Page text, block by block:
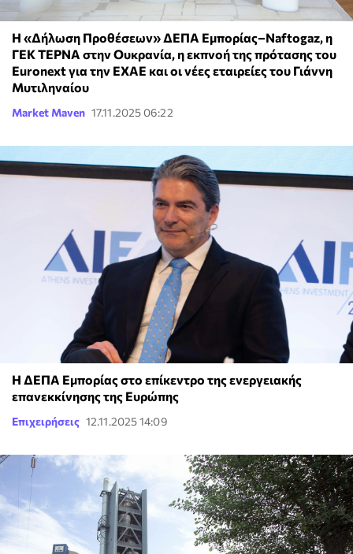
Η «Δήλωση Προθέσεων» ΔΕΠΑ Εμπορίας–Naftogaz, η
ΓΕΚ ΤΕΡΝΑ στην Ουκρανία, η εκπνοή της πρότασης του
Euronext για την ΕΧΑΕ και οι νέες εταιρείες του Γιάννη
Μυτιληναίου
Market Maven 17.11.2025 06:22
Η ΔΕΠΑ Εμπορίας στο επίκεντρο της ενεργειακής
επανεκκίνησης της Ευρώπης
Επιχειρήσεις 12.11.2025 14:09